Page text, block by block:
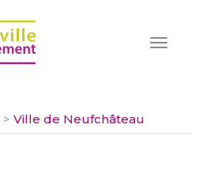
Toggle
> Ville de Neufchâteau